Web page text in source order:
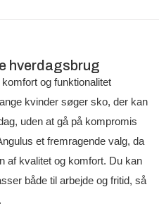
hverdagsbrug
og funktionalitet
kvinder søger sko, der kan
uden at gå på kompromis
et fremragende valg, da
af kvalitet og komfort. Du kan
både til arbejde og fritid, så